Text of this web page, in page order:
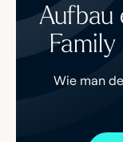
Aufbau
Wie man